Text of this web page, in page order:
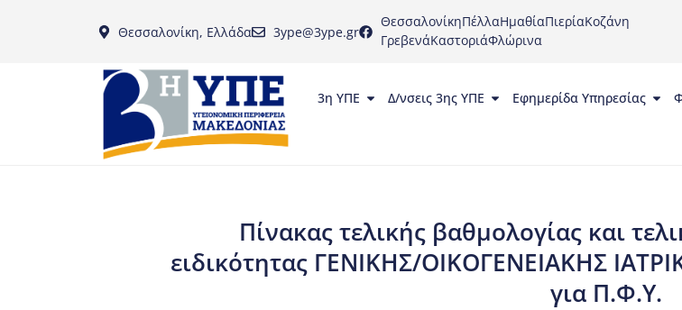
Θεσσαλονίκη, Ελλάδα 3ype@3ype.gr
ΘεσσαλονίκηΠέλλαΗμαθίαΠιερίαΚοζάνη
ΓρεβενάΚαστοριάΦλώρινα
3η ΥΠΕ Δ/νσεις 3ης ΥΠΕ Εφημερίδα Υπηρεσίας
Πίνακας τελικής βαθμολογίας και
ειδικότητας ΓΕΝΙΚΗΣ/ΟΙΚΟΓΕΝΕΙΑΚΗΣ
για Π.Φ.Υ.